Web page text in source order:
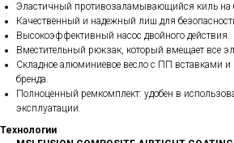
Эластичный противозаламывающийся киль на
Качественный и надежный лиш для
Высокоэффективный насос двойного действия.
Вместительный рюкзак, который вмещает все
Складное алюминиевое весло с ПП вставками
бренда.
Полноценный ремкомплект: удобен в
эксплуатации.
Технологии